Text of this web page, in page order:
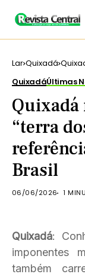
Lar Quixadá
QuixadáÚltimas
Quixadá
“terra
Brasil
06/06/2026 1
Quixadá:
imponentes
também